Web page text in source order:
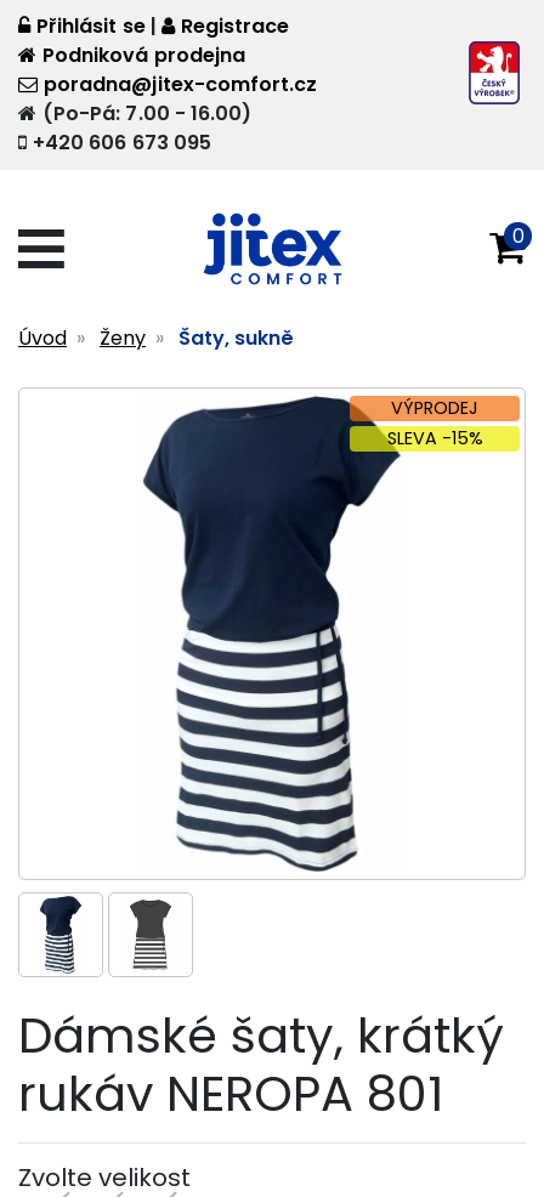
+420 606 673 095
(Po-Pá: 7.00 - 16.00)
poradna@jitex-comfort.cz
Přihlásit se |
Registrace
Podniková prodejna
0
Úvod Ženy Šaty, sukně
VÝPRODEJ
SLEVA -15%
Dámské šaty, krátký
rukáv NEROPA 801
Zvolte velikost